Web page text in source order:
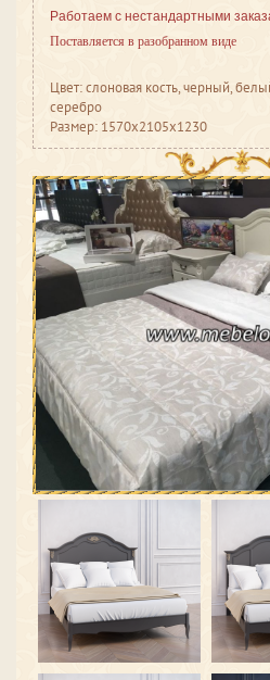
Работаем с нестандартными
Поставляется в разобранном виде
Цвет: слоновая кость, черный,
серебро
Размер: 1570x2105x1230